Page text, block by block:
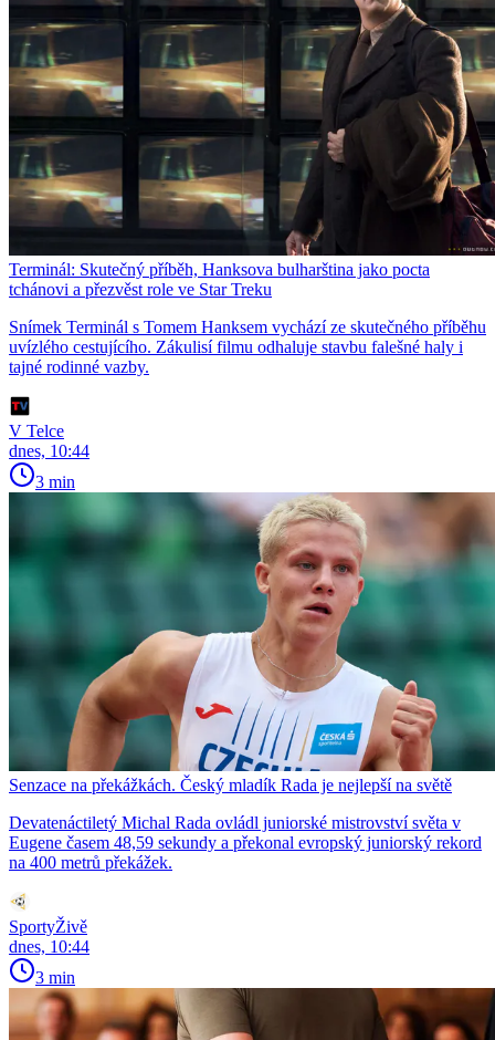
Terminál: Skutečný příběh, Hanksova bulharština jako pocta
tchánovi a přezvěst role ve Star Treku
Snímek Terminál s Tomem Hanksem vychází ze skutečného příběhu
uvízlého cestujícího. Zákulisí filmu odhaluje stavbu falešné haly i
tajné rodinné vazby.
V Telce
dnes, 10:44
3 min
Senzace na překážkách. Český mladík Rada je nejlepší na světě
Devatenáctiletý Michal Rada ovládl juniorské mistrovství světa v
Eugene časem 48,59 sekundy a překonal evropský juniorský rekord
na 400 metrů překážek.
SportyŽivě
dnes, 10:44
3 min